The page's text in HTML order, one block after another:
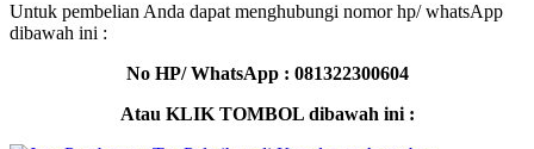
Untuk pembelian Anda dapat menghubungi nomor hp/ whatsApp
dibawah ini :
No HP/ WhatsApp : 081322300604
Atau KLIK TOMBOL dibawah ini :